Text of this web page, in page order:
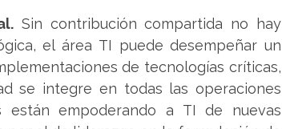
Sin contribución compartida no hay
el área TI puede desempeñar un
de tecnologías críticas,
se integre en todas las operaciones
están empoderando a TI de nuevas